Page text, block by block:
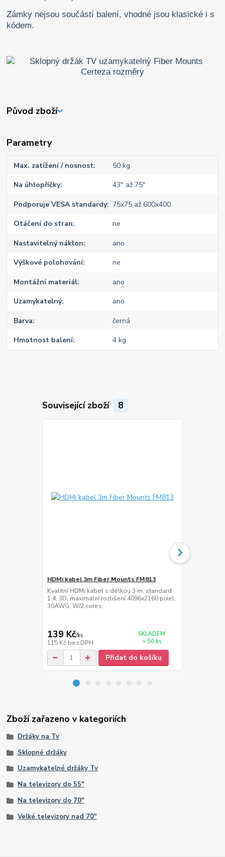
Zámky nejsou součástí balení, vhodné jsou klasické i s
kódem.
Původ zboží
Parametry
Max. zatížení / nosnost 50 kg
Na úhlopříčky 43" až 75"
Podporuje VESA standardy 75x75 až 600x400
Otáčení do stran ne
Nastavitelný náklon ano
Výškové polohování ne
Montážní materiál ano
Uzamykatelný ano
Barva černá
Hmotnost balení 4 kg
Související zboží 8
HDMi kabel 3m Fiber Mounts FM813
Kvalitní HDMi kabel s délkou 3 m, standard
1.4, 3D, maximální rozlišení 4096x2160 pixel,
30AWG, W/2 cores.
139 Kč/ks
115 Kč bez DPH
SKLADEM
> 50 ks
Přidat do košíku
Zboží zařazeno v kategoriích
Držáky na Tv
Sklopné držáky
Uzamykatelné držáky Tv
Na televizory do 55"
Na televizory do 70"
Velké televizory nad 70"